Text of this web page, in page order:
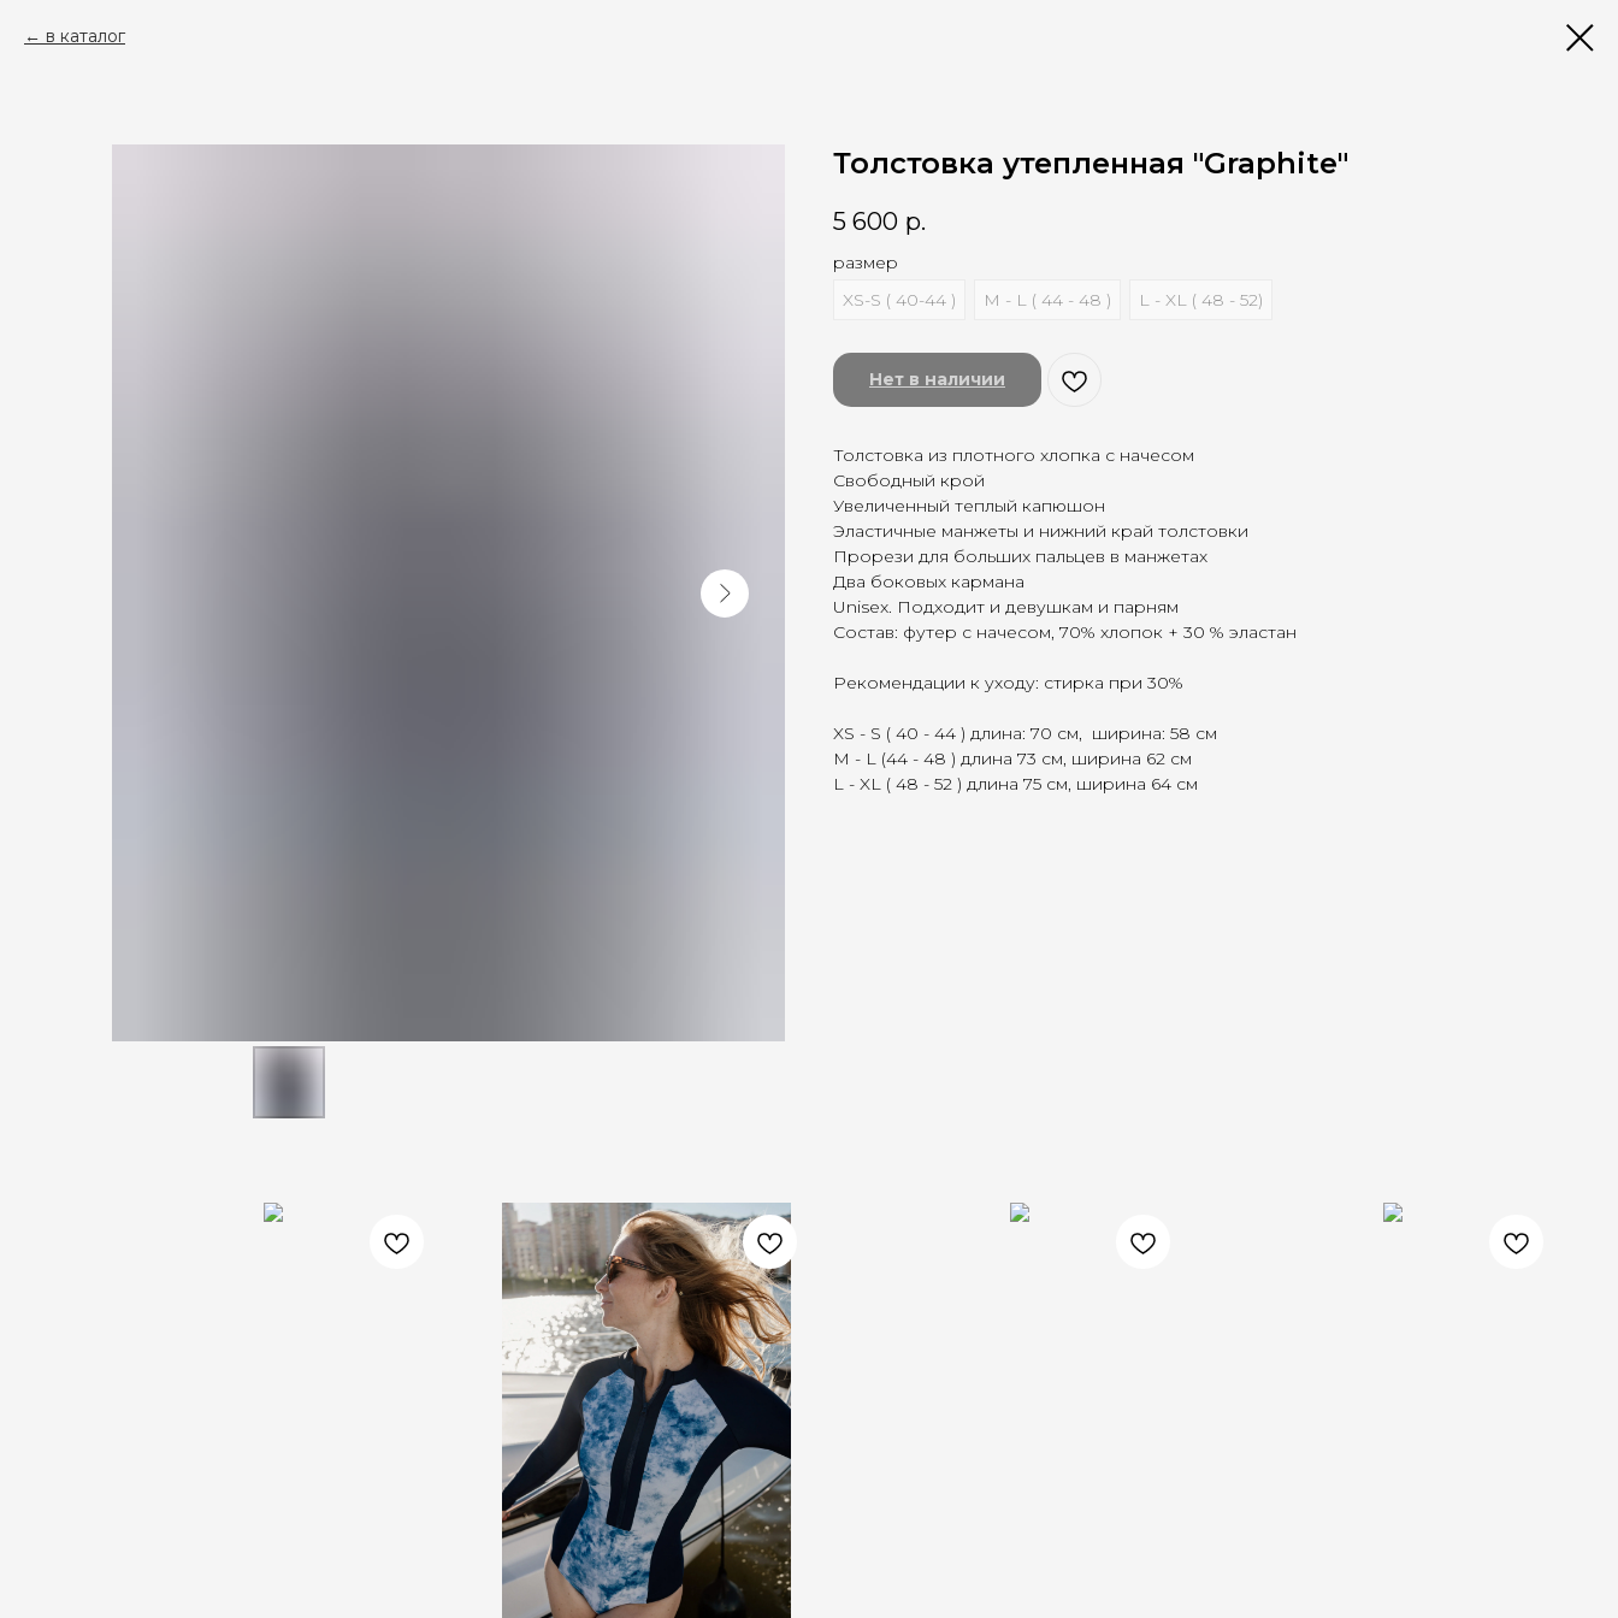
в каталог
Толстовка утепленная "Graphite"
5 600 р.
размер
XS-S ( 40-44 )
M - L ( 44 - 48 ) L - XL ( 48 - 52)
Нет в наличии
Толстовка из плотного хлопка с начесом
Свободный крой
Увеличенный теплый капюшон
Эластичные манжеты и нижний край толстовки
Прорези для больших пальцев в манжетах
Два боковых кармана
Unisex. Подходит и девушкам и парням
Состав: футер с начесом, 70% хлопок + 30 % эластан
Рекомендации к уходу: стирка при 30%
XS - S ( 40 - 44 ) длина: 70 см, ширина: 58 см
M - L (44 - 48 ) длина 73 см, ширина 62 см
L - XL ( 48 - 52 ) длина 75 cм, ширина 64 см